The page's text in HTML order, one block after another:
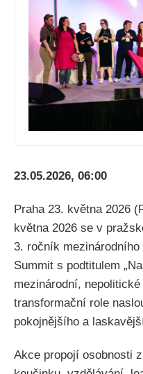
23.05.2026, 06:00
Praha 23. května 2026
května 2026 se v
3. ročník
Summit s podtitulem
mezinárodní,
transformační role
pokojnějšího a
Akce propojí osobnosti